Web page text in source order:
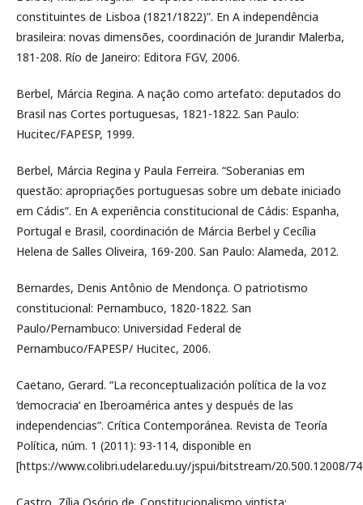
constituintes de Lisboa (1821/1822)”. En A independência
brasileira: novas dimensões, coordinación de Jurandir Malerba,
181-208. Río de Janeiro: Editora FGV, 2006.
Berbel, Márcia Regina. A nação como artefato: deputados do
Brasil nas Cortes portuguesas, 1821-1822. San Paulo:
Hucitec/FAPESP, 1999.
Berbel, Márcia Regina y Paula Ferreira. “Soberanias em
questão: apropriações portuguesas sobre um debate iniciado
em Cádis”. En A experiência constitucional de Cádis: Espanha,
Portugal e Brasil, coordinación de Márcia Berbel y Cecília
Helena de Salles Oliveira, 169-200. San Paulo: Alameda, 2012.
Bernardes, Denis Antônio de Mendonça. O patriotismo
constitucional: Pernambuco, 1820-1822. San
Paulo/Pernambuco: Universidad Federal de
Pernambuco/FAPESP/ Hucitec, 2006.
Caetano, Gerard. “La reconceptualización política de la voz
‘democracia’ en Iberoamérica antes y después de las
independencias”. Crítica Contemporánea. Revista de Teoría
Política, núm. 1 (2011): 93-114, disponible en
[https://www.colibri.udelar.edu.uy/jspui/bitstream/20.500.12008/
Castro, Zília Osório de. Constitucionalismo vintista: